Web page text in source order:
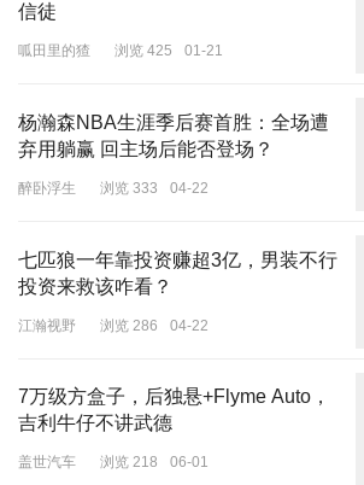
信徒
呱田里的猹 浏览 425 01-21
杨瀚森NBA生涯季后赛首胜：全场遭
弃用躺赢 回主场后能否登场？
醉卧浮生 浏览 333 04-22
七匹狼一年靠投资赚超3亿，男装不行
投资来救该咋看？
江瀚视野 浏览 286 04-22
7万级方盒子，后独悬+Flyme Auto，
吉利牛仔不讲武德
盖世汽车 浏览 218 06-01